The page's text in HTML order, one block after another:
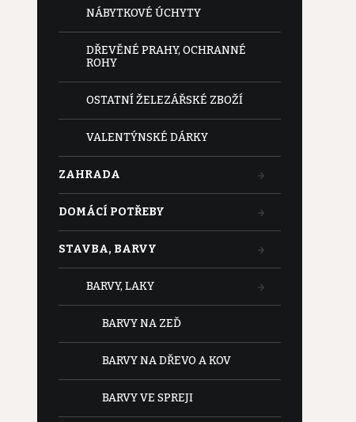
NÁBYTKOVÉ ÚCHYTY
DŘEVĚNÉ PRAHY, OCHRANNÉ
ROHY
OSTATNÍ ŽELEZÁŘSKÉ ZBOŽÍ
VALENTÝNSKÉ DÁRKY
ZAHRADA
DOMÁCÍ POTŘEBY
STAVBA, BARVY
BARVY, LAKY
BARVY NA ZEĎ
BARVY NA DŘEVO A KOV
BARVY VE SPREJI